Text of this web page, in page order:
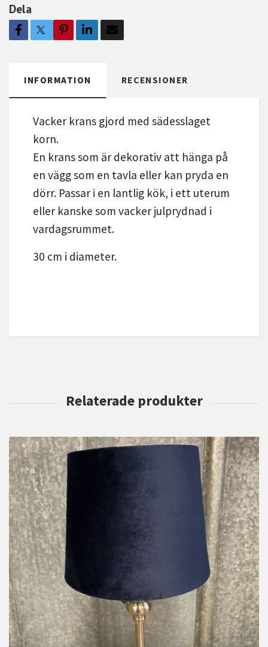
Dela
INFORMATION RECENSIONER
Vacker krans gjord med sädesslaget
korn.
En krans som är dekorativ att hänga på
en vägg som en tavla eller kan pryda en
dörr. Passar i en lantlig kök, i ett uterum
eller kanske som vacker julprydnad i
vardagsrummet.
30 cm i diameter.